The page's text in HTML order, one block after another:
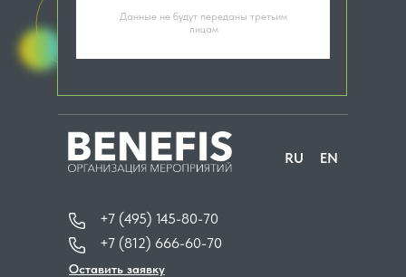
Данные не будут переданы третьим
лицам
+7 (495) 145-80-70
Оставить заявку
RU EN
+7 (812) 666-60-70